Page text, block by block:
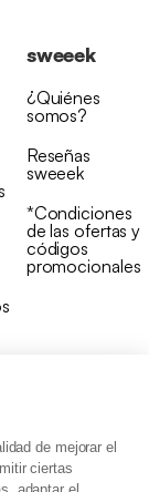
de mejorar el
ciertas
sweeek
¿Quiénes
somos?
Reseñas
sweeek
*Condiciones
de las ofertas y
códigos
promocionales